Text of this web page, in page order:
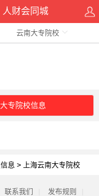
云南大专院校
专院校信息
息 > 上海云南大专院校
人财会同城
联系我们 发布规则